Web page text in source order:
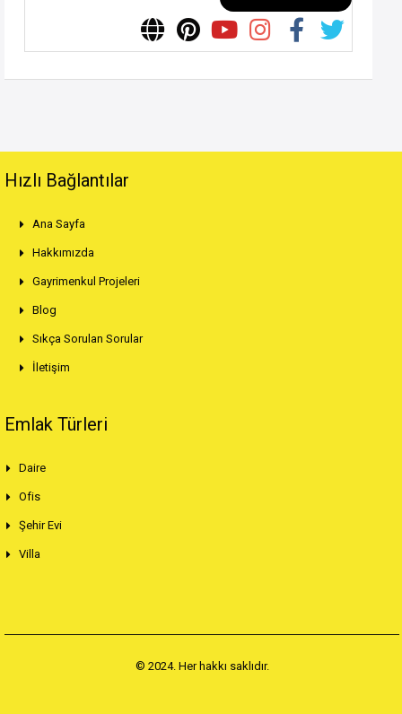
Hızlı Bağlantılar
Ana Sayfa
Hakkımızda
Gayrimenkul Projeleri
Blog
Sıkça Sorulan Sorular
İletişim
Emlak Türleri
Daire
Ofis
Şehir Evi
Villa
© 2024. Her hakkı saklıdır.